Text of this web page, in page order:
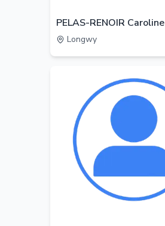
PELAS-RENOIR Caroline
Longwy